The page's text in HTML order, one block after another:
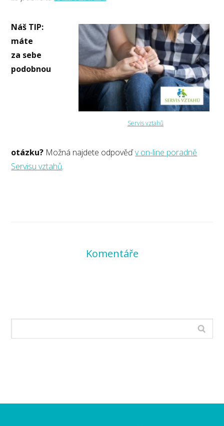
Servis vztahů
Náš TIP:
máte
za sebe
podobnou
otázku? Možná najdete odpověďv on-line poradně
Servisu vztahů.
Komentáře